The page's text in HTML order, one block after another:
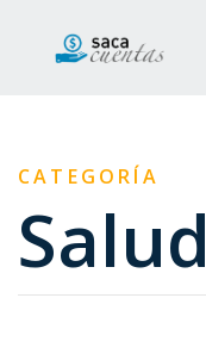
CATEGORÍA
Salud